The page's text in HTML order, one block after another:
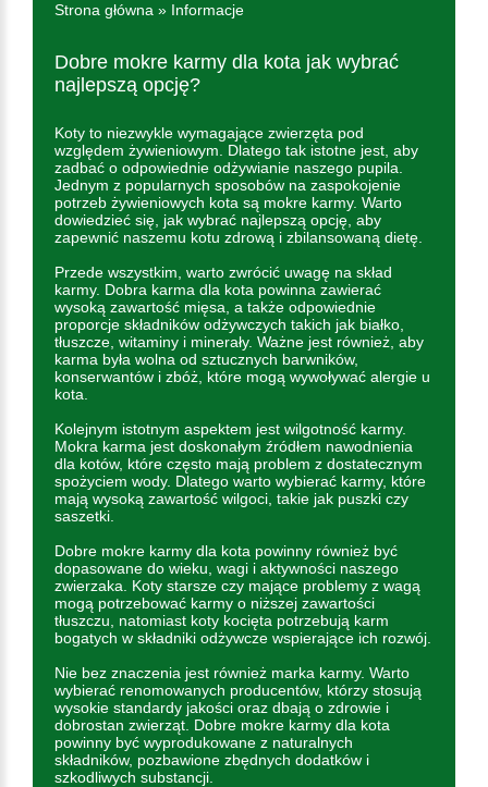
Strona główna » Informacje
Dobre mokre karmy dla kota jak wybrać
najlepszą opcję?
Koty to niezwykle wymagające zwierzęta pod
względem żywieniowym. Dlatego tak istotne jest, aby
zadbać o odpowiednie odżywianie naszego pupila.
Jednym z popularnych sposobów na zaspokojenie
potrzeb żywieniowych kota są mokre karmy. Warto
dowiedzieć się, jak wybrać najlepszą opcję, aby
zapewnić naszemu kotu zdrową i zbilansowaną dietę.
Przede wszystkim, warto zwrócić uwagę na skład
karmy. Dobra karma dla kota powinna zawierać
wysoką zawartość mięsa, a także odpowiednie
proporcje składników odżywczych takich jak białko,
tłuszcze, witaminy i minerały. Ważne jest również, aby
karma była wolna od sztucznych barwników,
konserwantów i zbóż, które mogą wywoływać alergie u
kota.
Kolejnym istotnym aspektem jest wilgotność karmy.
Mokra karma jest doskonałym źródłem nawodnienia
dla kotów, które często mają problem z dostatecznym
spożyciem wody. Dlatego warto wybierać karmy, które
mają wysoką zawartość wilgoci, takie jak puszki czy
saszetki.
Dobre mokre karmy dla kota powinny również być
dopasowane do wieku, wagi i aktywności naszego
zwierzaka. Koty starsze czy mające problemy z wagą
mogą potrzebować karmy o niższej zawartości
tłuszczu, natomiast koty kocięta potrzebują karm
bogatych w składniki odżywcze wspierające ich rozwój.
Nie bez znaczenia jest również marka karmy. Warto
wybierać renomowanych producentów, którzy stosują
wysokie standardy jakości oraz dbają o zdrowie i
dobrostan zwierząt. Dobre mokre karmy dla kota
powinny być wyprodukowane z naturalnych
składników, pozbawione zbędnych dodatków i
szkodliwych substancji.